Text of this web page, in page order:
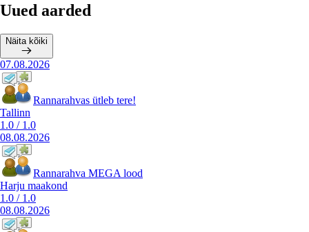
Uued aarded
Näita kõiki
07.08.2026
Rannarahvas ütleb tere!
Tallinn
1.0 / 1.0
08.08.2026
Rannarahva MEGA lood
Harju maakond
1.0 / 1.0
08.08.2026